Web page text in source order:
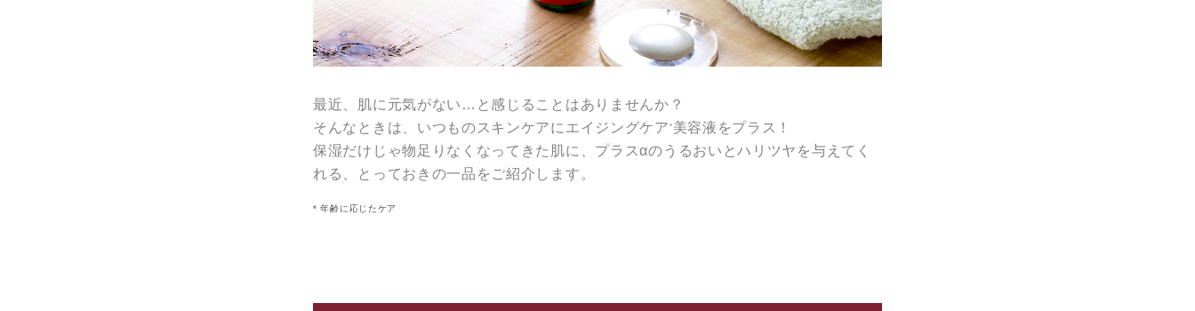
最近、肌に元気がない…と感じることはありませんか？
そんなときは、いつものスキンケアにエイジングケア * 美容液をプラス！
保湿だけじゃ物足りなくなってきた肌に、プラスαのうるおいとハリツヤを与えてく
れる、とっておきの一品をご紹介します。
* 年齢に応じたケア